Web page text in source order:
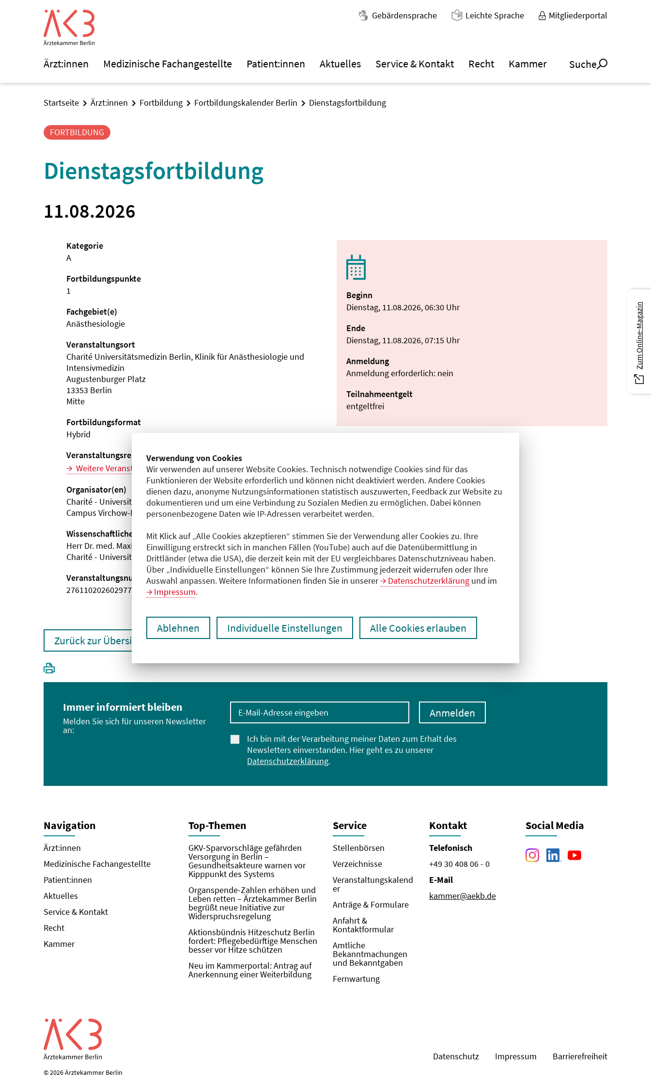
Verwendung von Cookies
Wir verwenden auf unserer Website Cookies. Technisch notwendige Cookies sind für das
Funktionieren der Website erforderlich und können nicht deaktiviert werden. Andere Cookies
dienen dazu, anonyme Nutzungsinformationen statistisch auszuwerten, Feedback zur Website zu
dokumentieren und um eine Verbindung zu Sozialen Medien zu ermöglichen. Dabei können
personenbezogene Daten wie IP-Adressen verarbeitet werden.
Mit Klick auf „Alle Cookies akzeptieren“ stimmen Sie der Verwendung aller Cookies zu. Ihre
Einwilligung erstreckt sich in manchen Fällen (YouTube) auch auf die Datenübermittlung in
Drittländer (etwa die USA), die derzeit kein mit der EU vergleichbares Datenschutzniveau haben.
Über „Individuelle Einstellungen“ können Sie Ihre Zustimmung jederzeit widerrufen oder Ihre
Auswahl anpassen. Weitere Informationen finden Sie in unserer
Datenschutzerklärung und im
Impressum.
Ablehnen Individuelle Einstellungen Alle Cookies erlauben
Gebärdensprache Leichte Sprache Mitgliederportal
Ärzt:innen Medizinische Fachangestellte Patient:innen Aktuelles Service & Kontakt Recht Kammer Suche
Startseite Ärzt:innen Fortbildung Fortbildungskalender Berlin Dienstagsfortbildung
FORTBILDUNG
Dienstagsfortbildung
11.08.2026
Beginn
Dienstag, 11.08.2026, 06:30 Uhr
Ende
Dienstag, 11.08.2026, 07:15 Uhr
Anmeldung
Anmeldung erforderlich: nein
Teilnahmeentgelt
entgeltfrei
Programm (PDF)
Kategorie
A
Fortbildungspunkte
1
Fachgebiet(e)
Anästhesiologie
Veranstaltungsort
Charité Universitätsmedizin Berlin, Klinik für Anästhesiologie und
Intensivmedizin
Augustenburger Platz
13353 Berlin
Mitte
Fortbildungsformat
Hybrid
Veranstaltungsreihe
Weitere Veranstaltungen dieser Reihe (2)
Organisator(en)
Charité - Universitätsmedizin Berlin
Campus Virchow-Klinikum
Wissenschaftliche Leitung
Herr Dr. med. Maximilian Buttenberg
Charité - Universitätsmedizin Berlin
Veranstaltungsnummer
2761102026029770093
Zurück zur Übersicht
Immer informiert bleiben
Melden Sie sich für unseren Newsletter
an:
E-Mail-Adresse eingeben
Ich bin mit der Verarbeitung meiner Daten zum Erhalt des
Newsletters einverstanden. Hier geht es zu unserer
Datenschutzerklärung.
Anmelden
Navigation
Ärzt:innen
Medizinische Fachangestellte
Patient:innen
Aktuelles
Service & Kontakt
Recht
Kammer
Top-Themen
GKV-Sparvorschläge gefährden
Versorgung in Berlin –
Gesundheitsakteure warnen vor
Kipppunkt des Systems
Organspende-Zahlen erhöhen und
Leben retten – Ärztekammer Berlin
begrüßt neue Initiative zur
Widerspruchsregelung
Aktionsbündnis Hitzeschutz Berlin
fordert: Pflegebedürftige Menschen
besser vor Hitze schützen
Neu im Kammerportal: Antrag auf
Anerkennung einer Weiterbildung
Service
Stellenbörsen
Verzeichnisse
Veranstaltungskalend
er
Anträge & Formulare
Anfahrt &
Kontaktformular
Amtliche
Bekanntmachungen
und Bekanntgaben
Fernwartung
Kontakt
Telefonisch
+49 30 408 06 - 0
E-Mail
kammer@aekb.de
Social Media
Datenschutz Impressum Barrierefreiheit
© 2026 Ärztekammer Berlin
Zum Online-Magazin